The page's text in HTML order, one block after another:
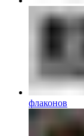
флаконов